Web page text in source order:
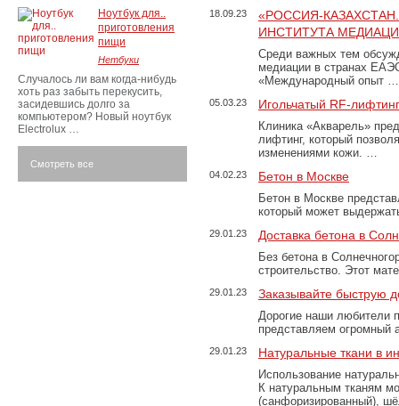
18.09.23
«РОССИЯ-
ИНСТИТУТА
Среди важных тем
медиации в странах
«Международный опыт …
05.03.23 Игольчатый RF-
Клиника «Акварель»
лифтинг, который
изменениями кожи. …
04.02.23 Бетон в Москве
Бетон в Москве
который может
29.01.23 Доставка бетона в
Без бетона в
строительство. Этот
29.01.23 Заказывайте быструю
Дорогие наши любители
представляем огромный
29.01.23 Натуральные ткани в
Использование
К натуральным тканям
(санфоризированный),
Ноутбук для..
приготовления
пищи
Нетбуки
Случалось ли вам когда-нибудь
хоть раз забыть перекусить,
засидевшись долго за
компьютером? Новый ноутбук
Electrolux …
Смотреть все